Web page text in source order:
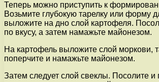
Теперь можно приступить к
Возьмите глубокую тарелку или форму
выложите на дно слой картофеля.
по вкусу, а затем намажьте майонезом.
На картофель выложите слой моркови,
поперчите и намажьте майонезом.
Затем следует слой свеклы. Посолите и